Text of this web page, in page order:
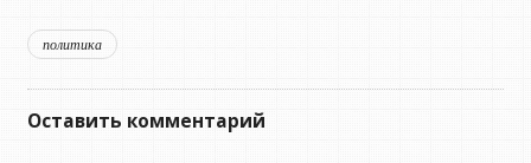
политика
Оставить комментарий